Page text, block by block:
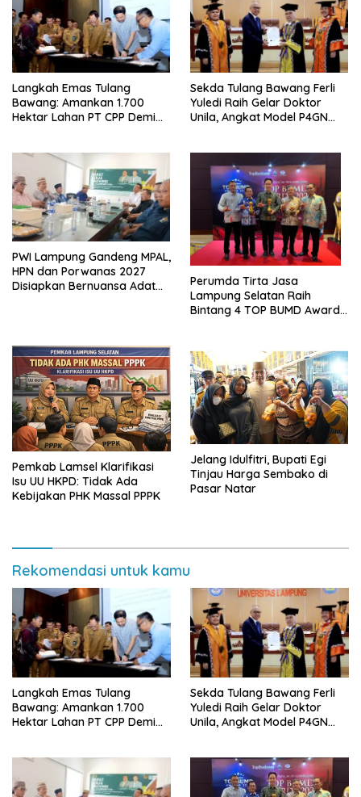
Langkah Emas Tulang
Bawang: Amankan 1.700
Hektar Lahan PT CPP Demi
Sekda Tulang Bawang Ferli
Yuledi Raih Gelar Doktor
Unila, Angkat Model P4GN
PWI Lampung Gandeng MPAL,
HPN dan Porwanas 2027
Disiapkan Bernuansa Adat
Perumda Tirta Jasa
Lampung Selatan Raih
Bintang 4 TOP BUMD Awards
Pemkab Lamsel Klarifikasi
Isu UU HKPD: Tidak Ada
Kebijakan PHK Massal PPPK
Jelang Idulfitri, Bupati Egi
Tinjau Harga Sembako di
Pasar Natar
Rekomendasi untuk kamu
Langkah Emas Tulang
Bawang: Amankan 1.700
Hektar Lahan PT CPP Demi
Sekda Tulang Bawang Ferli
Yuledi Raih Gelar Doktor
Unila, Angkat Model P4GN